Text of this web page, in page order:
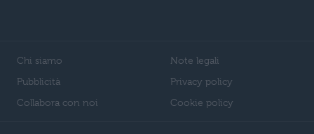
Chi siamo
Pubblicità
Collabora con noi
Note legali
Privacy policy
Cookie policy